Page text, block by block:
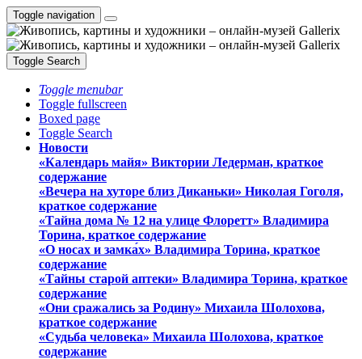
Toggle navigation
Toggle Search
Toggle menubar
Toggle fullscreen
Boxed page
Toggle Search
Новости
«Календарь майя» Виктории Ледерман, краткое
содержание
«Вечера на хуторе близ Диканьки» Николая Гоголя,
краткое содержание
«Тайна дома № 12 на улице Флоретт» Владимира
Торина, краткое содержание
«О носах и замка́х» Владимира Торина, краткое
содержание
«Тайны старой аптеки» Владимира Торина, краткое
содержание
«Они сражались за Родину» Михаила Шолохова,
краткое содержание
«Судьба человека» Михаила Шолохова, краткое
содержание